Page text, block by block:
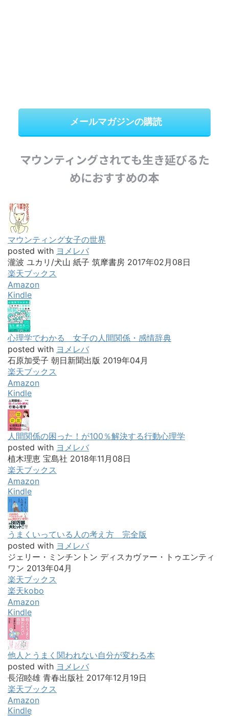
メールマガジンの購読
マウンティングされても生き延びるた
めにおすすめの本
マウンティング女子の世界
posted with ヨメレバ
瀧波 ユカリ/犬山 紙子 筑摩書房 2017年02月08日
楽天ブックス
Amazon
Kindle
心理学でわかる 女子の人間関係・感情辞典
posted with ヨメレバ
石原加受子 朝日新聞出版 2019年04月
楽天ブックス
Amazon
Kindle
人間関係の困った！が100％解決する行動心理学
posted with ヨメレバ
植木理恵 宝島社 2018年11月08日
楽天ブックス
Amazon
Kindle
うまくいっている人の考え方 完全版
posted with ヨメレバ
ジェリー・ミンチントン ディスカヴァー・トゥエンティ
ワン 2013年04月
楽天ブックス
楽天kobo
Amazon
Kindle
他人とうまく関われない自分が変わる本
posted with ヨメレバ
長沼睦雄 青春出版社 2017年12月19日
楽天ブックス
Amazon
Kindle